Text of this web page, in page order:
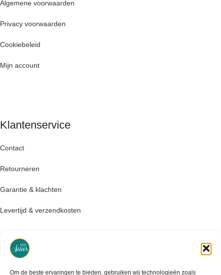
Om de beste ervaringen te bieden, gebruiken wij technologieën zoals
Algemene voorwaarden
Privacy voorwaarden
Cookiebeleid
Mijn account
Klantenservice
Contact
Retourneren
Garantie & klachten
Levertijd & verzendkosten